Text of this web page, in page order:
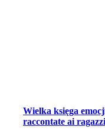
Wielka księga
raccontate ai ragazzi